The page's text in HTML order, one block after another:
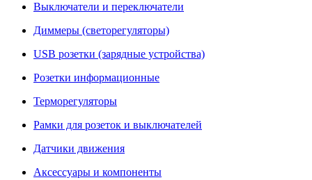
Выключатели и переключатели
Диммеры (светорегуляторы)
USB розетки (зарядные устройства)
Розетки информационные
Терморегуляторы
Рамки для розеток и выключателей
Датчики движения
Аксессуары и компоненты